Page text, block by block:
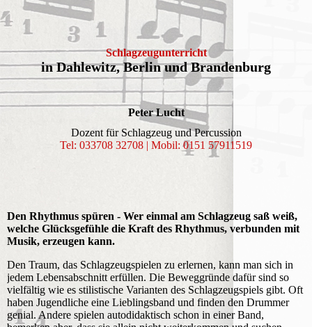
Schlagzeug­unterricht
in Dahlewitz, Berlin und Brandenburg
Peter Lucht
Dozent für Schlagzeug und Percussion
Tel: 033708 32708 | Mobil: 0151 57911519
Den Rhythmus spüren - Wer einmal am Schlagzeug saß weiß,
welche Glücksgefühle die Kraft des Rhythmus, verbunden mit
Musik, erzeugen kann.
Den Traum, das Schlagzeugspielen zu erlernen, kann man sich in
jedem Lebensabschnitt erfüllen. Die Beweggründe dafür sind so
vielfältig wie es stilistische Varianten des Schlagzeugspiels gibt. Oft
haben Jugendliche eine Lieblingsband und finden den Drummer
genial. Andere spielen autodidaktisch schon in einer Band,